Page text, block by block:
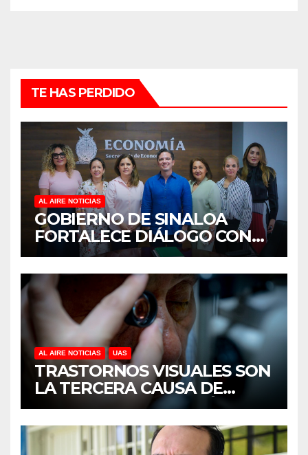
TE HAS PERDIDO
AL AIRE NOTICIAS
GOBIERNO DE SINALOA
FORTALECE DIÁLOGO CON
MUJERES EMPRESARIAS DE
CULIACÁN
AL AIRE NOTICIAS UAS
TRASTORNOS VISUALES SON
LA TERCERA CAUSA DE
DISCAPACIDAD EN MÉXICO,
REVELA ESTUDIO DEL
CIDOCS DE LA UAS